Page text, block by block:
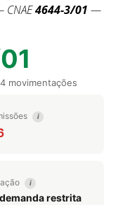
CNAE4644-3/01 —
movimentações
i
i
restrita